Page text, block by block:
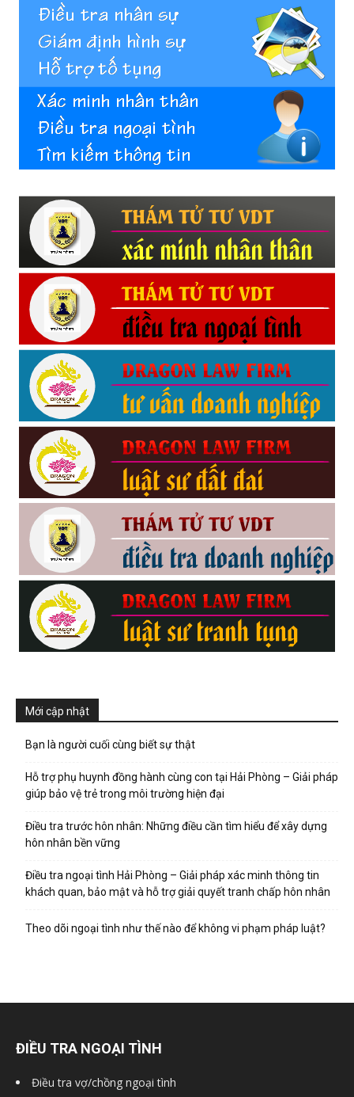
Mới cập nhật
Bạn là người cuối cùng biết sự thật
Hỗ trợ phụ huynh đồng hành cùng con tại Hải Phòng – Giải pháp
giúp bảo vệ trẻ trong môi trường hiện đại
Điều tra trước hôn nhân: Những điều cần tìm hiểu để xây dựng
hôn nhân bền vững
Điều tra ngoại tình Hải Phòng – Giải pháp xác minh thông tin
khách quan, bảo mật và hỗ trợ giải quyết tranh chấp hôn nhân
Theo dõi ngoại tình như thế nào để không vi phạm pháp luật?
ĐIỀU TRA NGOẠI TÌNH
Điều tra vợ/chồng ngoại tình